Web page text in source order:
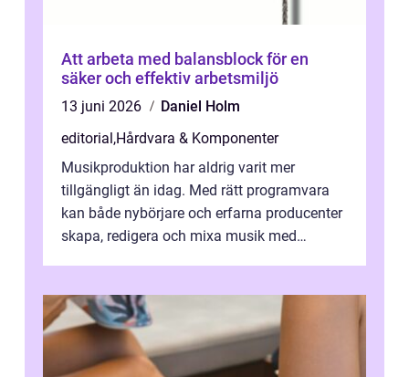
Att arbeta med balansblock för en
säker och effektiv arbetsmiljö
13 juni 2026
Daniel Holm
editorial,Hårdvara & Komponenter
Musikproduktion har aldrig varit mer
tillgängligt än idag. Med rätt programvara
kan både nybörjare och erfarna producenter
skapa, redigera och mixa musik med